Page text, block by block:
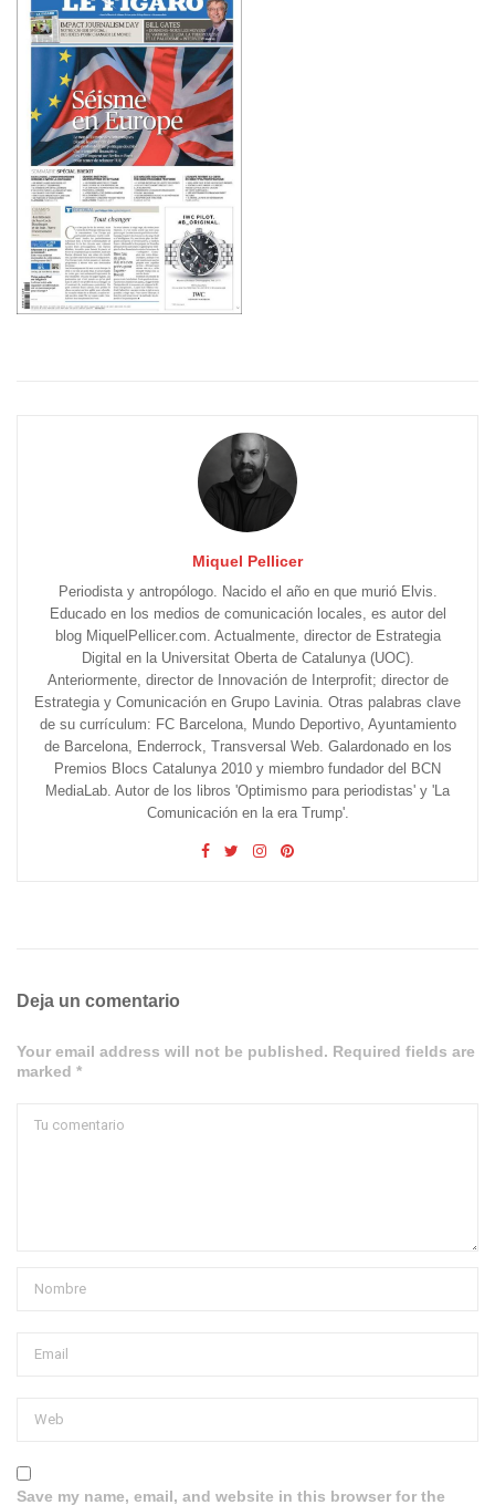
Miquel Pellicer
Periodista y antropólogo. Nacido el año en que murió Elvis.
Educado en los medios de comunicación locales, es autor del
blog MiquelPellicer.com. Actualmente, director de Estrategia
Digital en la Universitat Oberta de Catalunya (UOC).
Anteriormente, director de Innovación de Interprofit; director de
Estrategia y Comunicación en Grupo Lavinia. Otras palabras clave
de su currículum: FC Barcelona, Mundo Deportivo, Ayuntamiento
de Barcelona, Enderrock, Transversal Web. Galardonado en los
Premios Blocs Catalunya 2010 y miembro fundador del BCN
MediaLab. Autor de los libros 'Optimismo para periodistas' y 'La
Comunicación en la era Trump'.
Deja un comentario
Your email address will not be published. Required fields are
marked *
Save my name, email, and website in this browser for the